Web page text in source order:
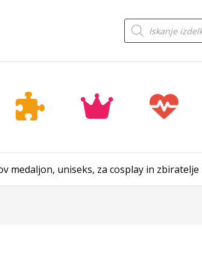
Products
search
medaljon, uniseks, za cosplay in zbiratelje